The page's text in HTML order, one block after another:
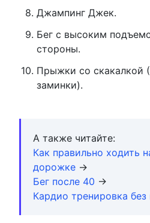
Джампинг Джек.
Бег с высоким
стороны.
Прыжки со скакалкой
заминки).
А также читайте:
Как правильно ходить
дорожке →
Бег после 40 →
Кардио тренировка